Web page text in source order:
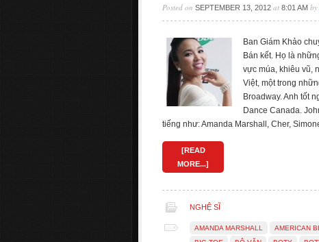
Posted on SEPTEMBER 13, 2012 at 8:01 AM by
Ban Giám Khảo
Bán kết. Họ là
vực múa, khiêu vũ,
Việt, một trong
Broadway. Anh tốt
Dance Canada.
tiếng như: Amanda Marshall, Cher,
[READ
MORE...]
NGHỆ SĨ
AMANDA MARSHALL AMERICAN